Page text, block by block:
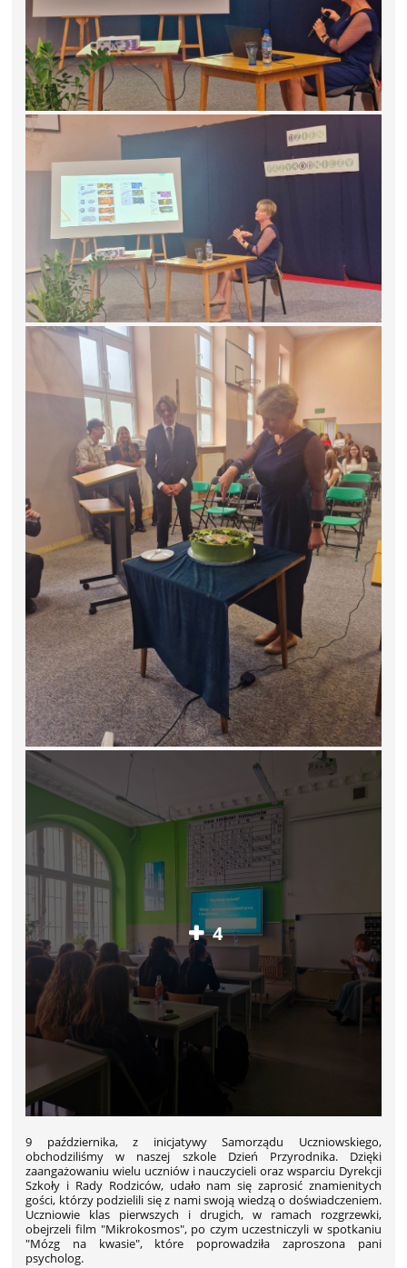
4
9 października, z inicjatywy Samorządu Uczniowskiego,
obchodziliśmy w naszej szkole Dzień Przyrodnika. Dzięki
zaangażowaniu wielu uczniów i nauczycieli oraz wsparciu Dyrekcji
Szkoły i Rady Rodziców, udało nam się zaprosić znamienitych
gości, którzy podzielili się z nami swoją wiedzą o doświadczeniem.
Uczniowie klas pierwszych i drugich, w ramach rozgrzewki,
obejrzeli film "Mikrokosmos", po czym uczestniczyli w spotkaniu
"Mózg na kwasie", które poprowadziła zaproszona pani
psycholog.